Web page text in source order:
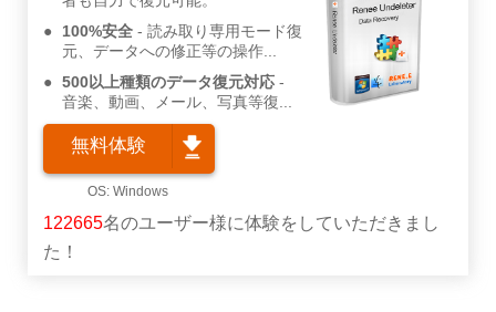
100%安全
読み取り専用モード復
元、データへの修正等の操作...
500以上種類のデータ復元対応
音楽、動画、メール、写真等復...
無料体験
122665名のユーザー様に体験をしていただきまし
た！